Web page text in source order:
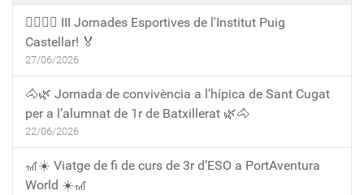
🏃‍♀️🏃‍♂️ III Jornades Esportives de l'Institut Puig
Castellar! 🏅
27/06/2026
🐴🌿 Jornada de convivència a l’hípica de Sant Cugat
per a l’alumnat de 1r de Batxillerat 🌿🐴
22/06/2026
🎢☀️ Viatge de fi de curs de 3r d’ESO a PortAventura
World ☀️🎢